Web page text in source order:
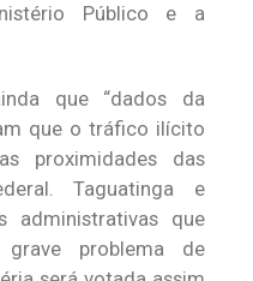
Público e a
que “dados da
que o tráfico ilícito
proximidades das
Taguatinga e
administrativas que
problema de